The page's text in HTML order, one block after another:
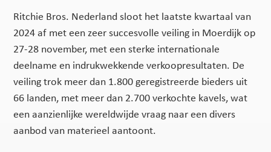
Ritchie Bros. Nederland sloot het laatste kwartaal van
2024 af met een zeer succesvolle veiling in Moerdijk op
27-28 november, met een sterke internationale
deelname en indrukwekkende verkoopresultaten. De
veiling trok meer dan 1.800 geregistreerde bieders uit
66 landen, met meer dan 2.700 verkochte kavels, wat
een aanzienlijke wereldwijde vraag naar een divers
aanbod van materieel aantoont.